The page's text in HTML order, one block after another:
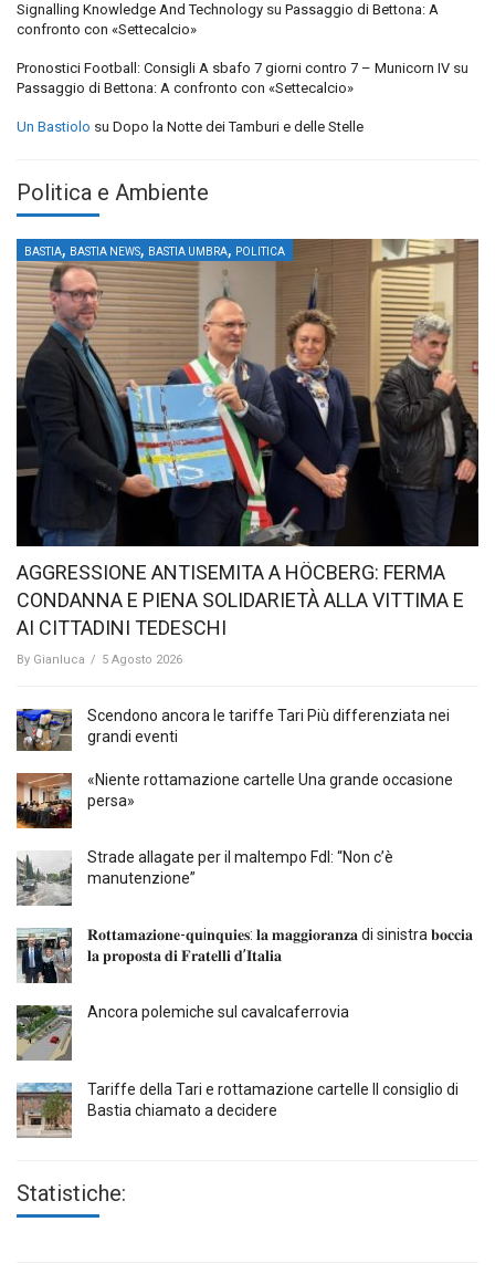
Signalling Knowledge And Technology su Passaggio di Bettona: A
confronto con «Settecalcio»
Pronostici Football: Consigli A sbafo 7 giorni contro 7 – Municorn IV su
Passaggio di Bettona: A confronto con «Settecalcio»
Un Bastiolo su Dopo la Notte dei Tamburi e delle Stelle
Politica e Ambiente
BASTIA, BASTIA NEWS, BASTIA UMBRA, POLITICA
AGGRESSIONE ANTISEMITA A HÖCBERG: FERMA
CONDANNA E PIENA SOLIDARIETÀ ALLA VITTIMA E
AI CITTADINI TEDESCHI
By Gianluca / 5 Agosto 2026
Scendono ancora le tariffe Tari Più differenziata nei
grandi eventi
«Niente rottamazione cartelle Una grande occasione
persa»
Strade allagate per il maltempo FdI: “Non c’è
manutenzione”
𝐑𝐨𝐭𝐭𝐚𝐦𝐚𝐳𝐢𝐨𝐧𝐞-𝐪𝐮i𝐧𝐪𝐮𝐢𝐞𝐬: 𝐥𝐚 𝐦𝐚𝐠𝐠𝐢𝐨𝐫𝐚𝐧𝐳𝐚 di sinistra 𝐛𝐨𝐜𝐜𝐢𝐚
𝐥𝐚 𝐩𝐫𝐨𝐩𝐨𝐬𝐭𝐚 𝐝𝐢 𝐅𝐫𝐚𝐭𝐞𝐥𝐥𝐢 𝐝’𝐈𝐭𝐚𝐥𝐢𝐚
Ancora polemiche sul cavalcaferrovia
Tariffe della Tari e rottamazione cartelle Il consiglio di
Bastia chiamato a decidere
Statistiche: